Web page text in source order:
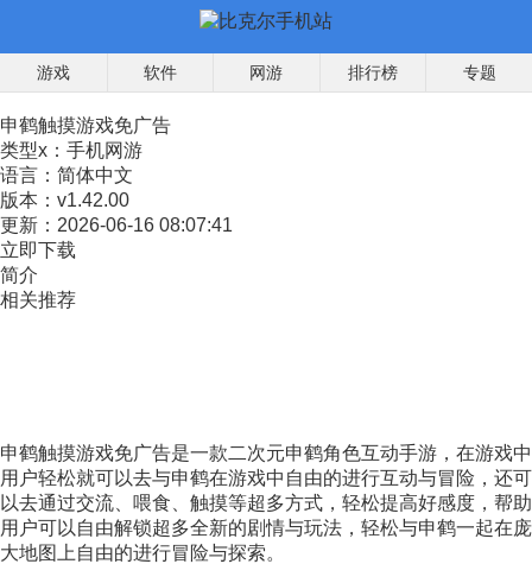
游戏 软件 网游 排行榜 专题
申鹤触摸游戏免广告
类型x： 手机网游
语言： 简体中文
版本： v1.42.00
更新： 2026-06-16 08:07:41
立即下载
简介
相关推荐
申鹤触摸游戏免广告是一款二次元申鹤角色互动手游，在游戏中
用户轻松就可以去与申鹤在游戏中自由的进行互动与冒险，还可
以去通过交流、喂食、触摸等超多方式，轻松提高好感度，帮助
用户可以自由解锁超多全新的剧情与玩法，轻松与申鹤一起在庞
大地图上自由的进行冒险与探索。